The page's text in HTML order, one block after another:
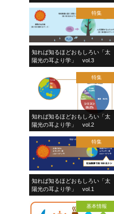
特集
知れば知るほどおもしろい「太
陽光の耳より学」 vol.3
特集
知れば知るほどおもしろい「太
陽光の耳より学」 vol.2
特集
知れば知るほどおもしろい「太
陽光の耳より学」 vol.1
基本情報